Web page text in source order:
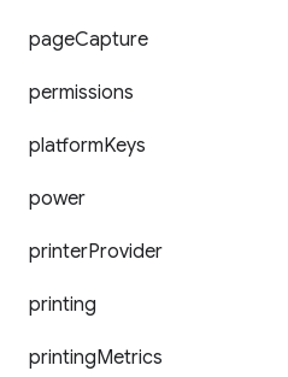
pageCapture
permissions
platformKeys
power
printerProvider
printing
printingMetrics